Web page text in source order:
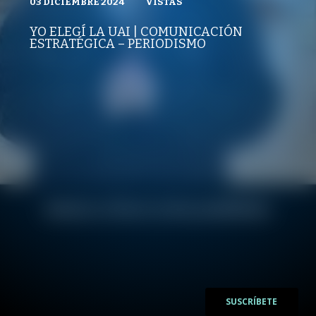
YO ELEGÍ LA UAI 03 DICIEMBRE 2024
REPRODUCCIONES
VISTAS
YO ELEGÍ LA UAI | COMUNICACIÓN
ESTRATÉGICA – PERIODISMO
SUSCRÍBETE
VISTAS